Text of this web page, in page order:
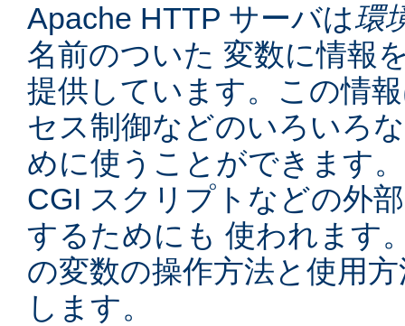
Apache HTTP サーバは環
名前のついた 変数に情報
提供しています。この情
セス制御などのいろいろ
めに使うことができます
CGI スクリプトなどの外
するためにも 使われます
の変数の操作方法と使用
します。